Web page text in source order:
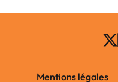
Mentions légales